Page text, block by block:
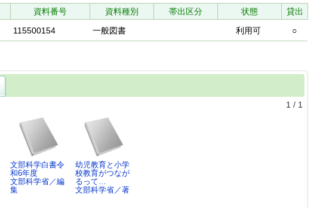
資料番号 資料種別 帯出区分 状態
貸出
115500154 一般図書 利用可 ○
1 / 1
文部科学白書令
和6年度
文部科学省／編
集
幼児教育と小学
校教育がつなが
るって…
文部科学省／著